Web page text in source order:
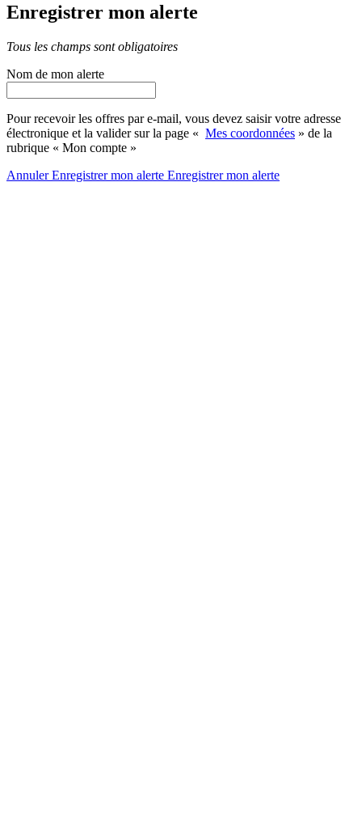
Enregistrer mon alerte
Tous les champs sont obligatoires
Nom de mon alerte
Pour recevoir les offres par e-mail, vous devez saisir votre adresse
électronique et la valider sur la page « Mes coordonnées » de la
rubrique « Mon compte »
AnnulerEnregistrer mon alerte Enregistrermon alerte